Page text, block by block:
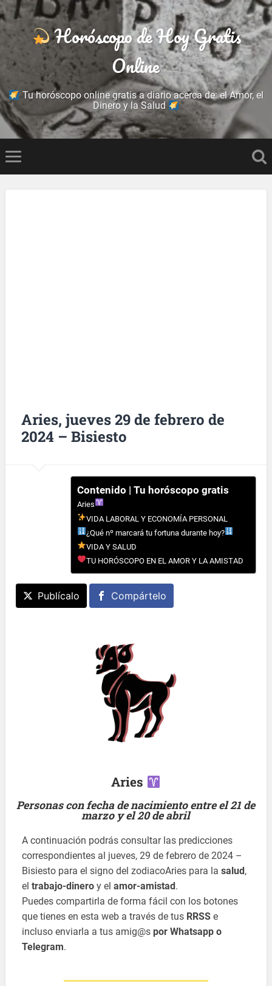
Horóscopo de Hoy Gratis
Online
Tu horóscopo online gratis a diario acerca de: el Amor, el
Dinero y la Salud
Aries, jueves 29 de febrero de
2024 – Bisiesto
Contenido | Tu horóscopo gratis
Aries
VIDA LABORAL Y ECONOMÍA PERSONAL
¿Qué nº marcará tu fortuna durante hoy?
VIDA Y SALUD
TU HORÓSCOPO EN EL AMOR Y LA AMISTAD
Publícalo Compártelo
Aries
Personas con fecha de nacimiento entre el 21 de
marzo y el 20 de abril
A continuación podrás consultar las predicciones
correspondientes al jueves, 29 de febrero de 2024 –
Bisiesto para el signo del zodiacoAries para lasalud ,
eltrabajo-dinero y elamor-amistad .
Puedes compartirla de forma fácil con los botones
que tienes en esta web a través de tus RRSS e
incluso enviarla a tus amig@spor Whatsapp o
Telegram.